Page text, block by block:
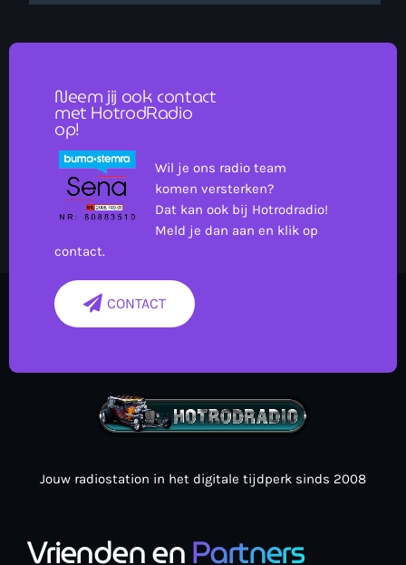
Neem jij ook contact
met HotrodRadio
op!
Wil je ons radio team
komen versterken?
Dat kan ook bij Hotrodradio!
Meld je dan aan en klik op
contact.
CONTACT
Jouw radiostation in het digitale tijdperk sinds 2008
Vrienden enPartners